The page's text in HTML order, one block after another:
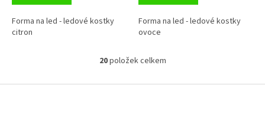
Forma na led - ledové kostky
citron
Forma na led - ledové kostky
ovoce
O
l
20položek celkem